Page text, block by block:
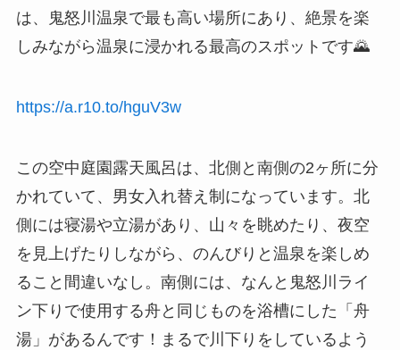
は、鬼怒川温泉で最も高い場所にあり、絶景を楽
しみながら温泉に浸かれる最高のスポットです🌄
https://a.r10.to/hguV3w
この空中庭園露天風呂は、北側と南側の2ヶ所に分
かれていて、男女入れ替え制になっています。北
側には寝湯や立湯があり、山々を眺めたり、夜空
を見上げたりしながら、のんびりと温泉を楽しめ
ること間違いなし。南側には、なんと鬼怒川ライ
ン下りで使用する舟と同じものを浴槽にした「舟
湯」があるんです！まるで川下りをしているよう